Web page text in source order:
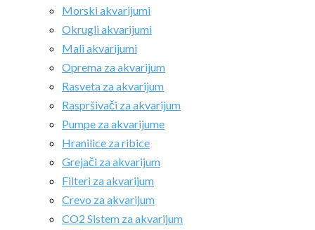
Morski akvarijumi
Okrugli akvarijumi
Mali akvarijumi
Oprema za akvarijum
Rasveta za akvarijum
Raspršivači za akvarijum
Pumpe za akvarijume
Hranilice za ribice
Grejači za akvarijum
Filteri za akvarijum
Crevo za akvarijum
CO2 Sistem za akvarijum